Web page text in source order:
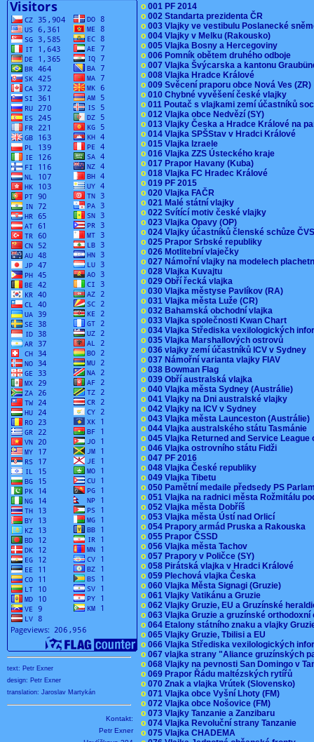
text: Petr Exner
design: Petr Exner
translation: Jaroslav Martykán
Kontakt:
Petr Exner
o 001 PF 2014
o 002 Standarta prezidenta ČR
o 003 Vlajky ve vestibulu Poslanecké
o 004 Vlajky v Melku (Rakousko)
o 005 Vlajka Bosny a Hercegoviny
o 006 Pomník obětem druhého odboje
o 007 Vlajka Švýcarska a kantonu
o 008 Vlajka Hradce Králové
o 009 Svěcení praporu obce Nová Ves
o 010 Chybné vyvěšení české vlajky
o 011 Poutač s vlajkami zemí účastníků
o 012 Vlajka obce Nedvězí (SY)
o 013 Vlajky Česka a Hradce Králové na
o 014 Vlajka SPŠStav v Hradci Králové
o 015 Vlajka Izraele
o 016 Vlajka ZZS Ústeckého kraje
o 017 Prapor Havany (Kuba)
o 018 Vlajka FC Hradec Králové
o 019 PF 2015
o 020 Vlajka FAČR
o 021 Malé státní vlajky
o 022 Svítící motiv české vlajky
o 023 Vlajka Opavy (OP)
o 024 Vlajky účastníků členské schůze
o 025 Prapor Srbské republiky
o 026 Motlitební vlaječky
o 027 Námořní vlajky na modelech
o 028 Vlajka Kuvajtu
o 029 Obří řecká vlajka
o 030 Vlajka městyse Pavlíkov (RA)
o 031 Vlajka města Luže (CR)
o 032 Bahamská obchodní vlajka
o 033 Vlajka společnosti Kwan Chart
o 034 Vlajka Střediska vexilologických
o 035 Vlajka Marshallových ostrovů
o 036 vlajky zemí účastníků ICV v Sydney
o 037 Námořní varianta vlajky FIAV
o 038 Bowman Flag
o 039 Obří australská vlajka
o 040 Vlajka města Sydney (Austrálie)
o 041 Vlajky na Dni australské vlajky
o 042 Vlajky na ICV v Sydney
o 043 Vlajka města Launceston (Austrálie)
o 044 Vlajka australského státu Tasmánie
o 045 Vlajka Returned and Service
o 046 Vlajka ostrovního státu Fidži
o 047 PF 2016
o 048 Vlajka České republiky
o 049 Vlajka Tibetu
o 050 Pamětní medaile předsedy PS
o 051 Vlajka na radnici města Rožmitálu
o 052 Vlajka města Dobříš
o 053 Vlajka města Ústí nad Orlicí
o 054 Prapory armád Pruska a Rakouska
o 055 Prapor ČSSD
o 056 Vlajka města Tachov
o 057 Prapory v Poličce (SY)
o 058 Pirátská vlajka v Hradci Králové
o 059 Plechová vlajka Česka
o 060 Vlajka Města Signagi (Gruzie)
o 061 Vlajky Vatikánu a Gruzie
o 062 Vlajky Gruzie, EU a Gruzínské
o 063 Vlajka Gruzie a gruzínské
o 064 Etalony státního znaku a vlajky
o 065 Vlajky Gruzie, Tbilisi a EU
o 066 Vlajka Střediska vexilologických
o 067 vlajka strany "Aliance gruzínských
o 068 Vlajky na pevnosti San Domingo v
o 069 Prapor Řádu maltézských rytířů
o 070 Znak a vlajka Vrútek (Slovensko)
o 071 Vlajka obce Vyšní Lhoty (FM)
o 072 Vlajka obce Nošovice (FM)
o 073 Vlajky Tanzanie a Zanzibaru
o 074 Vlajka Revoluční strany Tanzanie
o 075 Vlajka CHADEMA